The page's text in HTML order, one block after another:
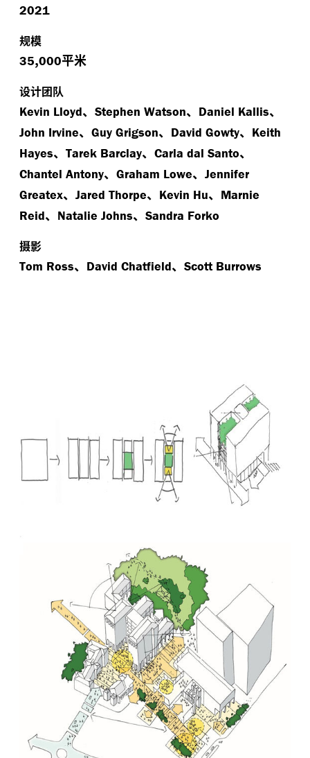
2021
规模
35,000平米
设计团队
Kevin Lloyd、 Stephen Watson、 Daniel Kallis、
John Irvine、 Guy Grigson、 David Gowty、 Keith
Hayes、 Tarek Barclay、 Carla dal Santo、
Chantel Antony、 Graham Lowe、 Jennifer
Greatex、 Jared Thorpe、 Kevin Hu、 Marnie
Reid、 Natalie Johns、 Sandra Forko
摄影
Tom Ross、 David Chatfield、 Scott Burrows